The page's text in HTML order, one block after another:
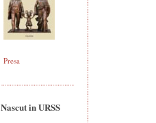
Presa
Nascut in URSS